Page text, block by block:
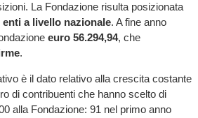
La Fondazione risulta posizionata
enti a livello nazionale. A fine anno
euro 56.294,94, che
.
è il dato relativo alla crescita costante
di contribuenti che hanno scelto di
alla Fondazione: 91 nel primo anno